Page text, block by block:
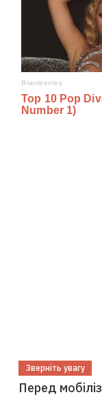
Зверніть увагу
Перед